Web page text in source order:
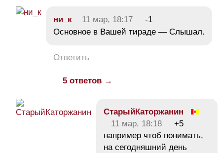
ни_к 11 мар, 18:17
-1
Основное в Вашей тираде — Слышал.
Ответить
5 ответов →
СтарыйКаторжанин
11 мар, 18:18
+5
например чтоб понимать,
на сегодняшний день